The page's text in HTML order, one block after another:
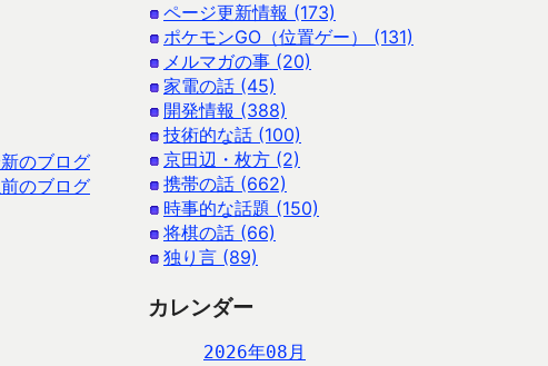
のブログ
のブログ
ページ更新情報 (173)
ポケモンGO（位置ゲー） (131)
メルマガの事 (20)
家電の話 (45)
開発情報 (388)
技術的な話 (100)
京田辺・枚方 (2)
携帯の話 (662)
時事的な話題 (150)
将棋の話 (66)
独り言 (89)
カレンダー
2026年08月